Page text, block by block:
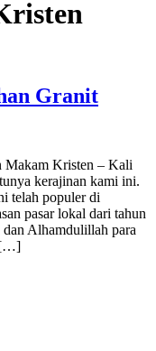
Granit
Makam Kristen – Kali
kerajinan kami ini.
telah populer di
pasar lokal dari tahun
dan Alhamdulillah para
[…]